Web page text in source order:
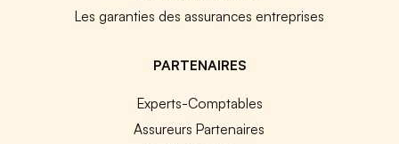
Les garanties des assurances entreprises
PARTENAIRES
Experts-Comptables
Assureurs Partenaires